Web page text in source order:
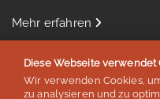
Mehr erfahren
Diese Webseite verwendet
Wir verwenden Cookies,
zu analysieren und zu